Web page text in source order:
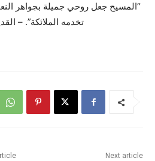
“المسيح جعل روحي جميلة بجواهر
تخدمه الملائكة”. –
Next article